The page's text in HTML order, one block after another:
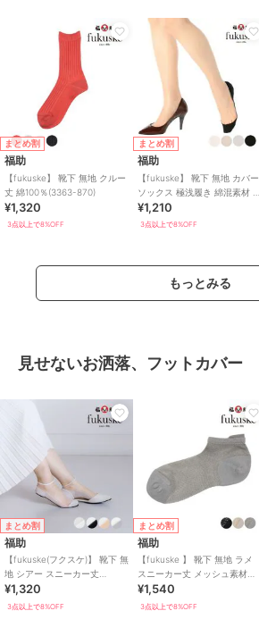
まとめ割
福助
【fukuske】 靴下 無地 クルー
丈 綿100％(3363-870)
¥1,320
3点以上で8%OFF
まとめ割
福助
【fukuske】 靴下 無地 カバー
ソックス 極浅履き 綿混素材 滑
り止め付き
¥1,210
3点以上で8%OFF
もっとみる
見せないお洒落、フットカバー
まとめ割
福助
【fukuske(フクスケ)】 靴下 無
地 シアー スニーカー丈
(3363-210)
¥1,320
3点以上で8%OFF
まとめ割
福助
【fukuske 】 靴下 無地 ラメ
スニーカー丈 メッシュ素材
(3163-40
¥1,540
3点以上で8%OFF